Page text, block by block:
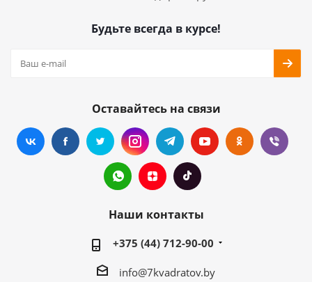
Будьте всегда в курсе!
Оставайтесь на связи
Наши контакты
+375 (44) 712-90-00
info@7kvadratov.by